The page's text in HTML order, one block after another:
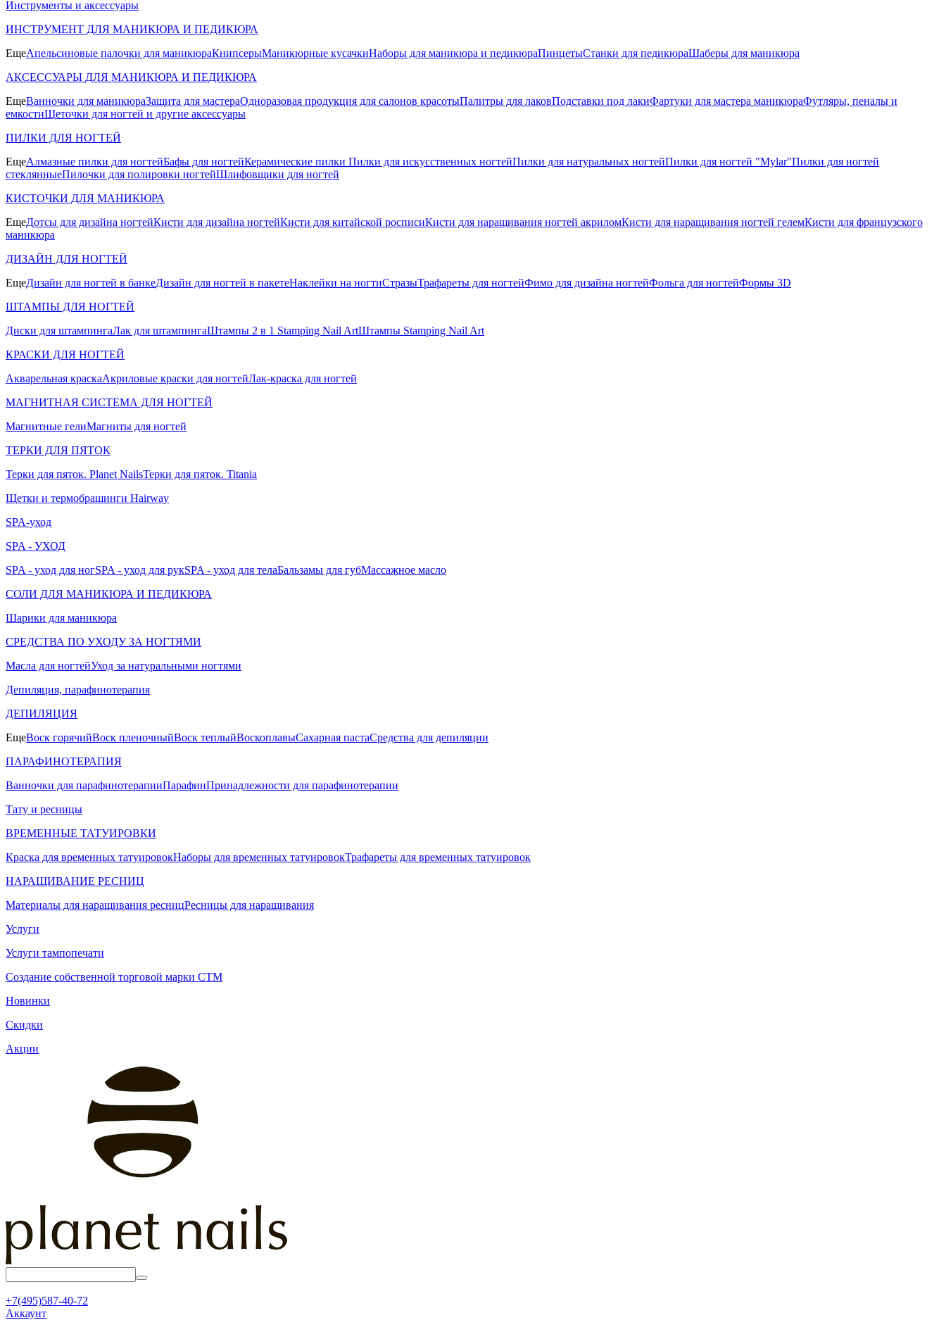
Инструменты и аксессуары
ИНСТРУМЕНТ ДЛЯ МАНИКЮРА И ПЕДИКЮРА
ЕщеАпельсиновые палочки для маникюраКнипсерыМаникюрные кусачкиНаборы для маникюра и педикюраПинцетыСтанки для педикюраШаберы для маникюра
АКСЕССУАРЫ ДЛЯ МАНИКЮРА И ПЕДИКЮРА
ЕщеВанночки для маникюраЗащита для мастераОдноразовая продукция для салонов красотыПалитры для лаковПодставки под лакиФартуки для мастера маникюраФутляры, пеналы и
емкостиЩеточки для ногтей и другие аксессуары
ПИЛКИ ДЛЯ НОГТЕЙ
ЕщеАлмазные пилки для ногтейБафы для ногтейКерамические пилки Пилки для искусственных ногтейПилки для натуральных ногтейПилки для ногтей "Mylar"Пилки для ногтей
стеклянныеПилочки для полировки ногтейШлифовщики для ногтей
КИСТОЧКИ ДЛЯ МАНИКЮРА
ЕщеДотсы для дизайна ногтейКисти для дизайна ногтейКисти для китайской росписиКисти для наращивания ногтей акриломКисти для наращивания ногтей гелемКисти для французского
маникюра
ДИЗАЙН ДЛЯ НОГТЕЙ
ЕщеДизайн для ногтей в банкеДизайн для ногтей в пакетеНаклейки на ногтиСтразыТрафареты для ногтейФимо для дизайна ногтейФольга для ногтейФормы 3D
ШТАМПЫ ДЛЯ НОГТЕЙ
Диски для штампингаЛак для штампингаШтампы 2 в 1 Stamping Nail ArtШтампы Stamping Nail Art
КРАСКИ ДЛЯ НОГТЕЙ
Акварельная краскаАкриловые краски для ногтейЛак-краска для ногтей
МАГНИТНАЯ СИСТЕМА ДЛЯ НОГТЕЙ
Магнитные гелиМагниты для ногтей
ТЕРКИ ДЛЯ ПЯТОК
Терки для пяток. Planet NailsТерки для пяток. Titania
Щетки и термобрашинги Hairway
SPA-уход
SPA - УХОД
SPA - уход для ногSPA - уход для рукSPA - уход для телаБальзамы для губМассажное масло
СОЛИ ДЛЯ МАНИКЮРА И ПЕДИКЮРА
Шарики для маникюра
СРЕДСТВА ПО УХОДУ ЗА НОГТЯМИ
Масла для ногтейУход за натуральными ногтями
Депиляция, парафинотерапия
ДЕПИЛЯЦИЯ
ЕщеВоск горячийВоск пленочныйВоск теплыйВоскоплавыСахарная пастаСредства для депиляции
ПАРАФИНОТЕРАПИЯ
Ванночки для парафинотерапииПарафинПринадлежности для парафинотерапии
Тату и ресницы
ВРЕМЕННЫЕ ТАТУИРОВКИ
Краска для временных татуировокНаборы для временных татуировокТрафареты для временных татуировок
НАРАЩИВАНИЕ РЕСНИЦ
Материалы для наращивания ресницРесницы для наращивания
Услуги
Услуги тампопечати
Создание собственной торговой марки СТМ
Новинки
Скидки
Акции
+7(495)587-40-72
Аккаунт